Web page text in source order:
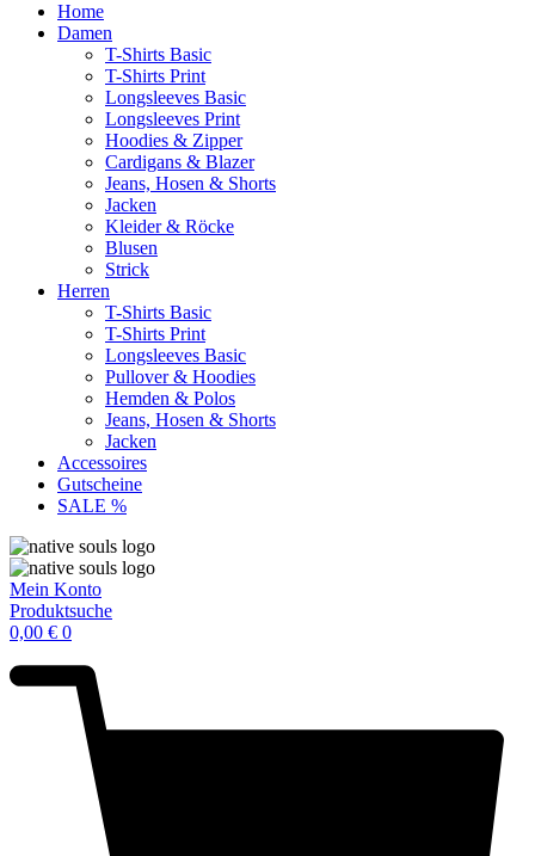
Home
Damen
T-Shirts Basic
T-Shirts Print
Longsleeves Basic
Longsleeves Print
Hoodies & Zipper
Cardigans & Blazer
Jeans, Hosen & Shorts
Jacken
Kleider & Röcke
Blusen
Strick
Herren
T-Shirts Basic
T-Shirts Print
Longsleeves Basic
Pullover & Hoodies
Hemden & Polos
Jeans, Hosen & Shorts
Jacken
Accessoires
Gutscheine
SALE %
Mein Konto
Produktsuche
0,00 € 0